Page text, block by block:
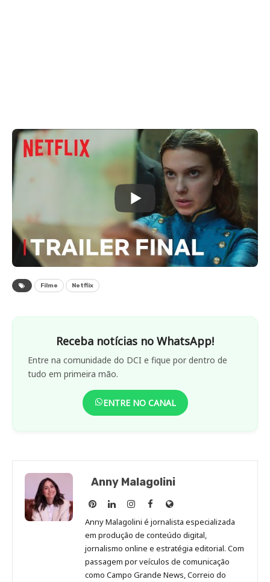
Filme Netflix
Receba notícias no WhatsApp!
Entre na comunidade do DCI e fique por dentro de
tudo em primeira mão.
ENTRE NO CANAL
Anny Malagolini
Anny
Malagolini
no
Pinterest
Anny
Malagolini
no
LinkedIn
Anny
Malagolini
no
Instagram
Anny
Malagolini
no
Facebook
Site
de
Anny
Malagolini
Anny Malagolini é jornalista especializada
em produção de conteúdo digital,
jornalismo online e estratégia editorial. Com
passagem por veículos de comunicação
como Campo Grande News, Correio do